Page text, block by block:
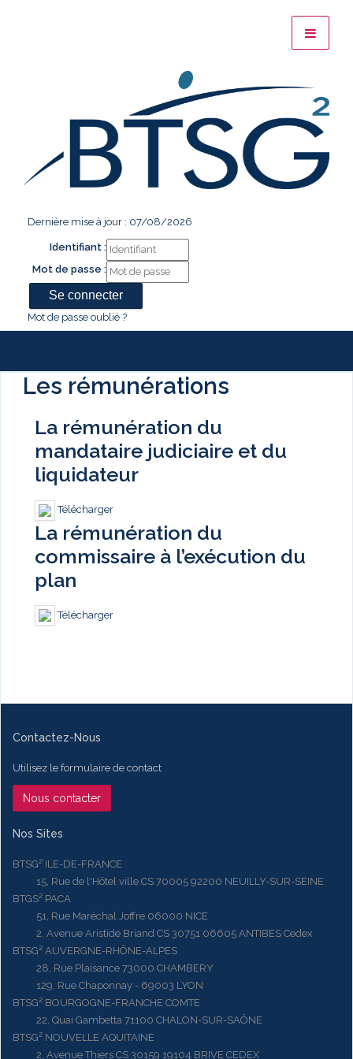
Dernière mise à jour : 07/08/2026
Identifiant :
Mot de passe :
Mot de passe oublié ?
Les rémunérations
La rémunération du
mandataire judiciaire et du
liquidateur
Télécharger
La rémunération du
commissaire à l’exécution du
plan
Télécharger
Contactez-Nous
Utilisez le formulaire de contact
Nous contacter
Nos Sites
BTSG² ILE-DE-FRANCE
15, Rue de l'Hôtel ville CS 70005 92200 NEUILLY-SUR-SEINE
BTGS² PACA
51, Rue Maréchal Joffre 06000 NICE
2, Avenue Aristide Briand CS 30751 06605 ANTIBES Cedex
BTSG² AUVERGNE-RHÔNE-ALPES
28, Rue Plaisance 73000 CHAMBERY
129, Rue Chaponnay - 69003 LYON
BTSG² BOURGOGNE-FRANCHE COMTE
22, Quai Gambetta 71100 CHALON-SUR-SAÔNE
BTSG² NOUVELLE AQUITAINE
2, Avenue Thiers CS 30159 19104 BRIVE CEDEX